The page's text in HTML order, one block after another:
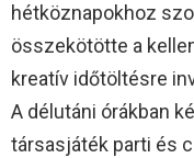
hétköznapokhoz
összekötötte a
kreatív időtöltésre
A délutáni órákban
társasjáték parti és